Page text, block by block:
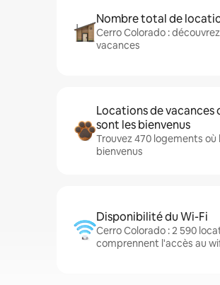
Nombre total de
Cerro Colorado :
vacances
Locations de vacances
sont les bienvenus
Trouvez 470 logements où
bienvenus
Disponibilité du Wi-Fi
Cerro Colorado : 2 590
comprennent l'accès au